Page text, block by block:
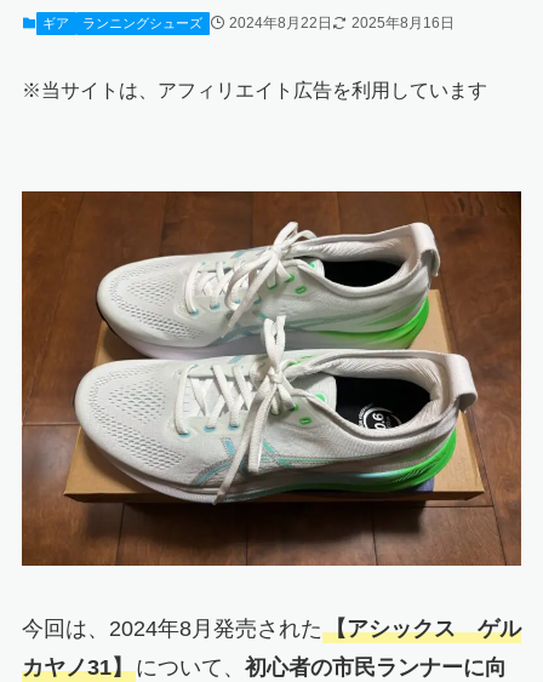
ギア ランニングシューズ 2024年8月22日 2025年8月16日
※当サイトは、アフィリエイト広告を利用しています
今回は、2024年8月発売された【アシックス ゲル
カヤノ31】について、 初心者の市民ランナーに向